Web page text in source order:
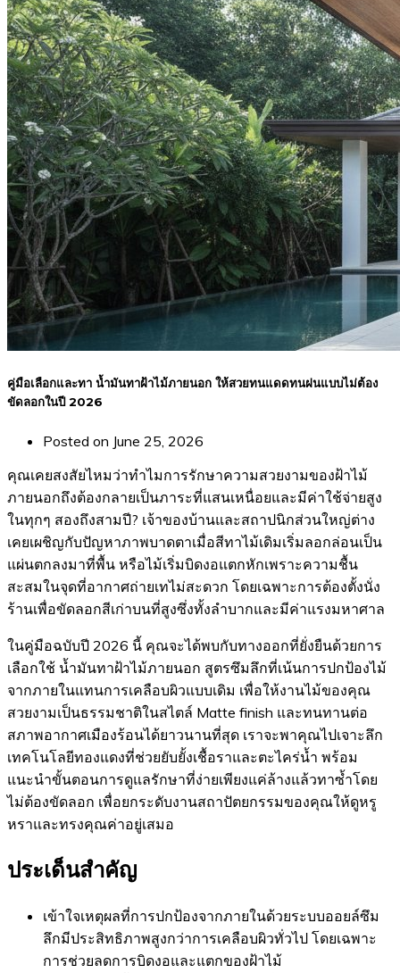
คู่มือเลือกและทา น้ำมันทาฝ้าไม้ภายนอก ให้สวยทนแดดทนฝนแบบไม่ต้อง
ขัดลอกในปี 2026
Posted on June 25, 2026
คุณเคยสงสัยไหมว่าทำไมการรักษาความสวยงามของฝ้าไม้
ภายนอกถึงต้องกลายเป็นภาระที่แสนเหนื่อยและมีค่าใช้จ่ายสูง
ในทุกๆ สองถึงสามปี? เจ้าของบ้านและสถาปนิกส่วนใหญ่ต่าง
เคยเผชิญกับปัญหาภาพบาดตาเมื่อสีทาไม้เดิมเริ่มลอกล่อนเป็น
แผ่นตกลงมาที่พื้น หรือไม้เริ่มบิดงอแตกหักเพราะความชื้น
สะสมในจุดที่อากาศถ่ายเทไม่สะดวก โดยเฉพาะการต้องตั้งนั่ง
ร้านเพื่อขัดลอกสีเก่าบนที่สูงซึ่งทั้งลำบากและมีค่าแรงมหาศาล
ในคู่มือฉบับปี 2026 นี้ คุณจะได้พบกับทางออกที่ยั่งยืนด้วยการ
เลือกใช้ น้ำมันทาฝ้าไม้ภายนอก สูตรซึมลึกที่เน้นการปกป้องไม้
จากภายในแทนการเคลือบผิวแบบเดิม เพื่อให้งานไม้ของคุณ
สวยงามเป็นธรรมชาติในสไตล์ Matte finish และทนทานต่อ
สภาพอากาศเมืองร้อนได้ยาวนานที่สุด เราจะพาคุณไปเจาะลึก
เทคโนโลยีทองแดงที่ช่วยยับยั้งเชื้อราและตะไคร่น้ำ พร้อม
แนะนำขั้นตอนการดูแลรักษาที่ง่ายเพียงแค่ล้างแล้วทาซ้ำโดย
ไม่ต้องขัดลอก เพื่อยกระดับงานสถาปัตยกรรมของคุณให้ดูหรู
หราและทรงคุณค่าอยู่เสมอ
ประเด็นสำคัญ
เข้าใจเหตุผลที่การปกป้องจากภายในด้วยระบบออยล์ซึม
ลึกมีประสิทธิภาพสูงกว่าการเคลือบผิวทั่วไป โดยเฉพาะ
การช่วยลดการบิดงอและแตกของฝ้าไม้